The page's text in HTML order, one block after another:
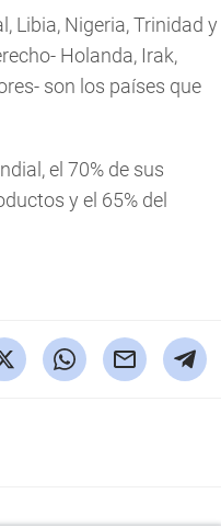
Libia, Nigeria, Trinidad y
Holanda, Irak,
son los países que
el 70% de sus
y el 65% del